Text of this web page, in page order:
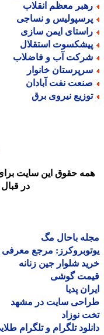
معظم انقلاب
و نساجی
ایمن سازی
استقلال
آب و فاضلاب
خانوار
نفت آبادان
نیروی برق
حقوق این سایت برای
در قبال
باحال مگ
مرجع معرفی
شلوار جین زنانه
گوشی
پدیا
سایت در مشهد
نوزاد
تلگرام و تلگرام طلایی